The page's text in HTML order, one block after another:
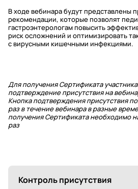
В ходе вебинара будут представлены
рекомендации, которые позволят
гастроэнтерологам повысить
риск осложнений и оптимизировать
с вирусными кишечными инфекциями.
Для получения Сертификата
подтверждение присутствия на
Кнопка подтверждения присутствия
раз в течение вебинара в разные
получения Сертификата необходимо
раз
Контроль присутствия